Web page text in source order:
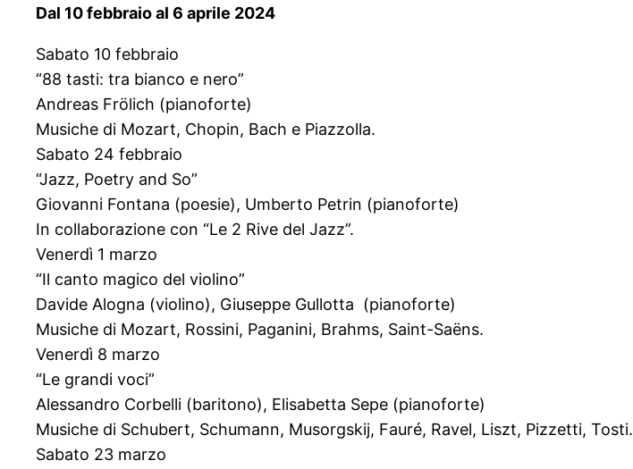
Dal 10 febbraio al 6 aprile 2024
Sabato 10 febbraio
“88 tasti: tra bianco e nero”
Andreas Frölich (pianoforte)
Musiche di Mozart, Chopin, Bach e Piazzolla.
Sabato 24 febbraio
“Jazz, Poetry and So”
Giovanni Fontana (poesie), Umberto Petrin (pianoforte)
In collaborazione con “Le 2 Rive del Jazz”.
Venerdì 1 marzo
“Il canto magico del violino”
Davide Alogna (violino), Giuseppe Gullotta (pianoforte)
Musiche di Mozart, Rossini, Paganini, Brahms, Saint-Saëns.
Venerdì 8 marzo
“Le grandi voci”
Alessandro Corbelli (baritono), Elisabetta Sepe (pianoforte)
Musiche di Schubert, Schumann, Musorgskij, Fauré, Ravel, Liszt, Pizzetti, Tosti.
Sabato 23 marzo